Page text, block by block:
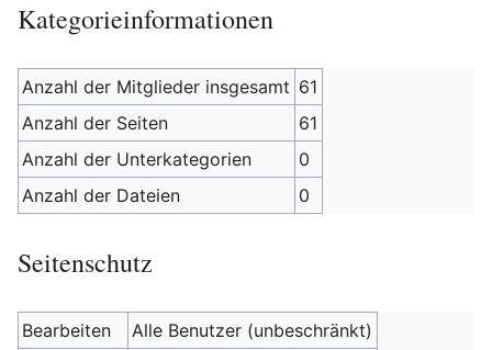
Kategorieinformationen
Anzahl der Mitglieder insgesamt 61
Anzahl der Seiten
61
Anzahl der Unterkategorien
0
Anzahl der Dateien
0
Seitenschutz
Bearbeiten
Alle Benutzer (unbeschränkt)